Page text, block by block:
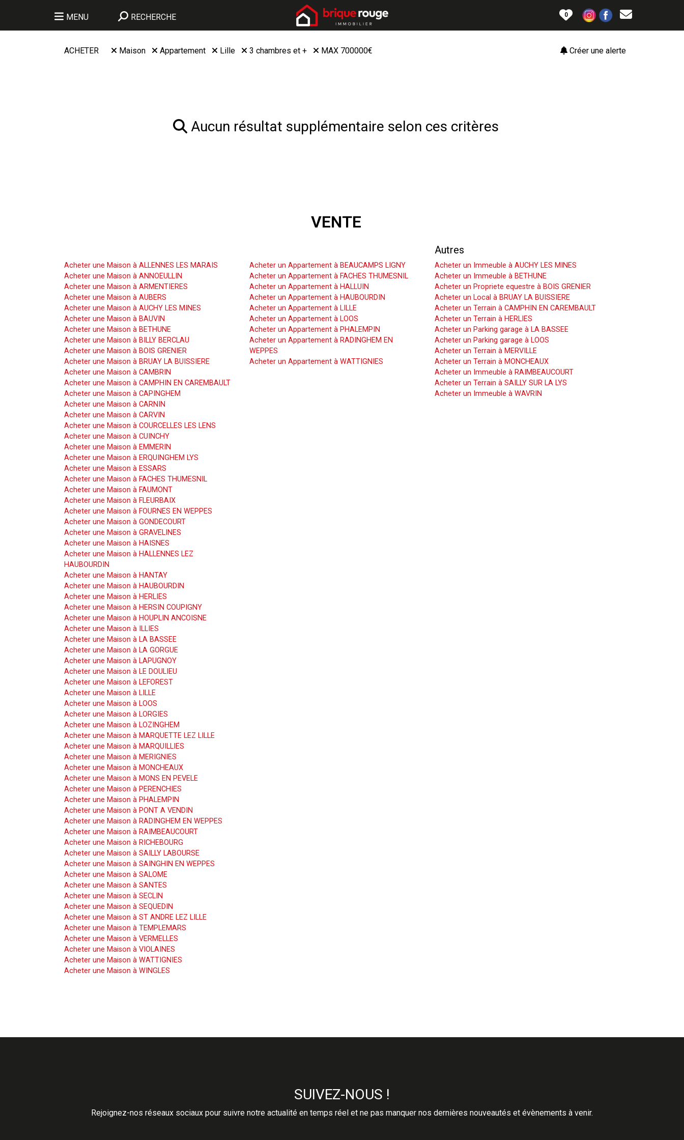
MENU RECHERCHE 0
Créer une alerte
ACHETER Maison Appartement Lille 3 chambres et + MAX 700000€
Aucun résultat supplémentaire selon ces critères
VENTE
Acheter une Maison à ALLENNES LES MARAIS
Acheter une Maison à ANNOEULLIN
Acheter une Maison à ARMENTIERES
Acheter une Maison à AUBERS
Acheter une Maison à AUCHY LES MINES
Acheter une Maison à BAUVIN
Acheter une Maison à BETHUNE
Acheter une Maison à BILLY BERCLAU
Acheter une Maison à BOIS GRENIER
Acheter une Maison à BRUAY LA BUISSIERE
Acheter une Maison à CAMBRIN
Acheter une Maison à CAMPHIN EN CAREMBAULT
Acheter une Maison à CAPINGHEM
Acheter une Maison à CARNIN
Acheter une Maison à CARVIN
Acheter une Maison à COURCELLES LES LENS
Acheter une Maison à CUINCHY
Acheter une Maison à EMMERIN
Acheter une Maison à ERQUINGHEM LYS
Acheter une Maison à ESSARS
Acheter une Maison à FACHES THUMESNIL
Acheter une Maison à FAUMONT
Acheter une Maison à FLEURBAIX
Acheter une Maison à FOURNES EN WEPPES
Acheter une Maison à GONDECOURT
Acheter une Maison à GRAVELINES
Acheter une Maison à HAISNES
Acheter une Maison à HALLENNES LEZ
HAUBOURDIN
Acheter une Maison à HANTAY
Acheter une Maison à HAUBOURDIN
Acheter une Maison à HERLIES
Acheter une Maison à HERSIN COUPIGNY
Acheter une Maison à HOUPLIN ANCOISNE
Acheter une Maison à ILLIES
Acheter une Maison à LA BASSEE
Acheter une Maison à LA GORGUE
Acheter une Maison à LAPUGNOY
Acheter une Maison à LE DOULIEU
Acheter une Maison à LEFOREST
Acheter une Maison à LILLE
Acheter une Maison à LOOS
Acheter une Maison à LORGIES
Acheter une Maison à LOZINGHEM
Acheter une Maison à MARQUETTE LEZ LILLE
Acheter une Maison à MARQUILLIES
Acheter une Maison à MERIGNIES
Acheter une Maison à MONCHEAUX
Acheter une Maison à MONS EN PEVELE
Acheter une Maison à PERENCHIES
Acheter une Maison à PHALEMPIN
Acheter une Maison à PONT A VENDIN
Acheter une Maison à RADINGHEM EN WEPPES
Acheter une Maison à RAIMBEAUCOURT
Acheter une Maison à RICHEBOURG
Acheter une Maison à SAILLY LABOURSE
Acheter une Maison à SAINGHIN EN WEPPES
Acheter une Maison à SALOME
Acheter une Maison à SANTES
Acheter une Maison à SECLIN
Acheter une Maison à SEQUEDIN
Acheter une Maison à ST ANDRE LEZ LILLE
Acheter une Maison à TEMPLEMARS
Acheter une Maison à VERMELLES
Acheter une Maison à VIOLAINES
Acheter une Maison à WATTIGNIES
Acheter une Maison à WINGLES
Acheter un Appartement à BEAUCAMPS LIGNY
Acheter un Appartement à FACHES THUMESNIL
Acheter un Appartement à HALLUIN
Acheter un Appartement à HAUBOURDIN
Acheter un Appartement à LILLE
Acheter un Appartement à LOOS
Acheter un Appartement à PHALEMPIN
Acheter un Appartement à RADINGHEM EN
WEPPES
Acheter un Appartement à WATTIGNIES
Autres
Acheter un Immeuble à AUCHY LES MINES
Acheter un Immeuble à BETHUNE
Acheter un Propriete equestre à BOIS GRENIER
Acheter un Local à BRUAY LA BUISSIERE
Acheter un Terrain à CAMPHIN EN CAREMBAULT
Acheter un Terrain à HERLIES
Acheter un Parking garage à LA BASSEE
Acheter un Parking garage à LOOS
Acheter un Terrain à MERVILLE
Acheter un Terrain à MONCHEAUX
Acheter un Immeuble à RAIMBEAUCOURT
Acheter un Terrain à SAILLY SUR LA LYS
Acheter un Immeuble à WAVRIN
SUIVEZ-NOUS !
Rejoignez-nos réseaux sociaux pour suivre notre actualité en temps réel et ne pas manquer nos dernières nouveautés et évènements à venir.